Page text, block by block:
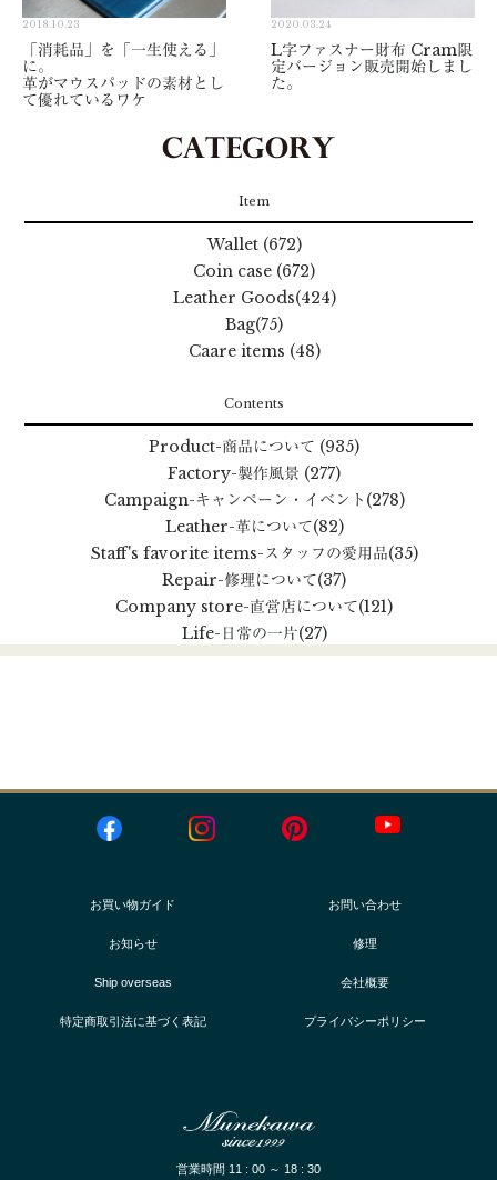
2018.10.23
「消耗品」を「一生使える」
に。
革がマウスパッドの素材とし
て優れているワケ
2020.03.24
L字ファスナー財布 Cram限
定バージョン販売開始しまし
た。
Item
Wallet (672)
Coin case (672)
Leather Goods(424)
Bag(75)
Caare items (48)
Contents
Product-商品について (935)
Factory-製作風景 (277)
Campaign-キャンペーン・イベント (278)
Leather-革について(82)
Staff's favorite items-スタッフの愛用品(35)
Repair-修理について(37)
Company store-直営店について(121)
Life-日常の一片(27)
お買い物ガイド お問い合わせ
お知らせ 修理
Ship overseas 会社概要
特定商取引法に基づく表記 プライバシーポリシー
営業時間 11 : 00 ～ 18 : 30